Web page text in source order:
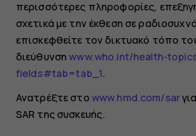
περισσότερες πληροφορίες,
σχετικά με την έκθεση σε
επισκεφθείτε τον δικτυακό τόπο
διεύθυνσηwww.who.int/health-
fields#tab=tab_1.
Ανατρέξτε στο www.hmd.com/sar
SAR της συσκευής.